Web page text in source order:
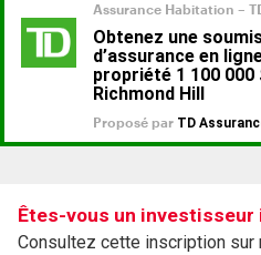
Êtes-vous un investisseur
Consultez cette inscription sur